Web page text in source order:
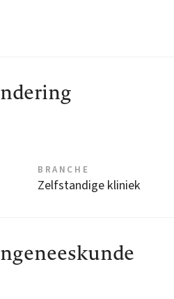
BRANCHE
Zelfstandige kliniek